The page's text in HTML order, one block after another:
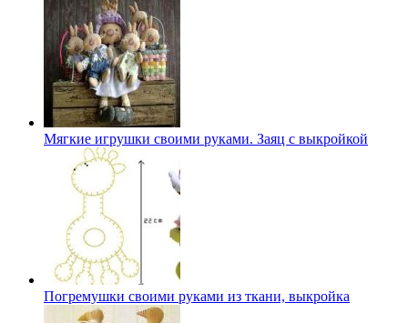
Мягкие игрушки своими руками. Заяц с выкройкой
Погремушки своими руками из ткани, выкройка